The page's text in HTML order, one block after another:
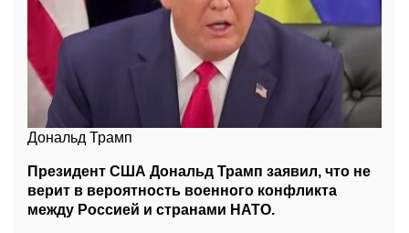
Дональд Трамп
Президент США Дональд Трамп заявил, что не
верит в вероятность военного конфликта
между Россией и странами НАТО.